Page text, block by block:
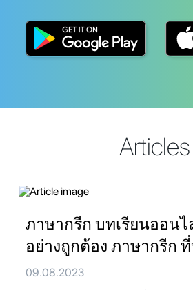
Articles
ภาษากรีก บทเรียนออนไ
อย่างถูกต้อง ภาษากรีก
09.08.2023